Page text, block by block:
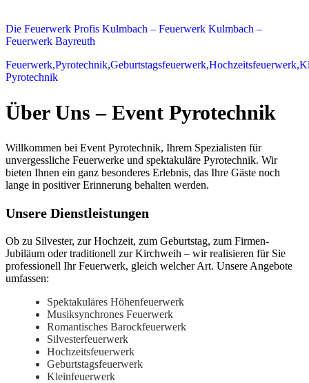
Die Feuerwerk Profis Kulmbach – Feuerwerk Kulmbach –
Feuerwerk Bayreuth
Pyrotechnik
Über Uns – Event Pyrotechnik
Willkommen bei Event Pyrotechnik, Ihrem Spezialisten für
unvergessliche Feuerwerke und spektakuläre Pyrotechnik. Wir
bieten Ihnen ein ganz besonderes Erlebnis, das Ihre Gäste noch
lange in positiver Erinnerung behalten werden.
Unsere Dienstleistungen
Ob zu Silvester, zur Hochzeit, zum Geburtstag, zum Firmen-
Jubiläum oder traditionell zur Kirchweih – wir realisieren für Sie
professionell Ihr Feuerwerk, gleich welcher Art. Unsere Angebote
umfassen:
Spektakuläres Höhenfeuerwerk
Musiksynchrones Feuerwerk
Romantisches Barockfeuerwerk
Silvesterfeuerwerk
Hochzeitsfeuerwerk
Geburtstagsfeuerwerk
Kleinfeuerwerk